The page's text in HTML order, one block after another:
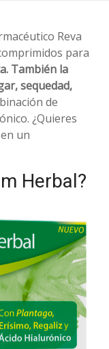
Reva
para
También la
sequedad,
de
¿Quieres
un
Herbal?